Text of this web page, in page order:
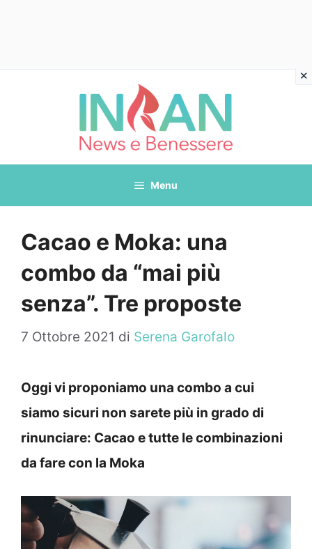
Menu
Cacao e Moka: una
combo da “mai più
senza”. Tre proposte
7 Ottobre 2021 di Serena Garofalo
Oggi vi proponiamo una combo a cui
siamo sicuri non sarete più in grado di
rinunciare: Cacao e tutte le combinazioni
da fare con la Moka